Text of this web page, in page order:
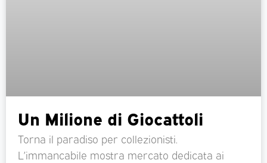
Un Milione di Giocattoli
Torna il paradiso per collezionisti.
L’immancabile mostra mercato dedicata ai